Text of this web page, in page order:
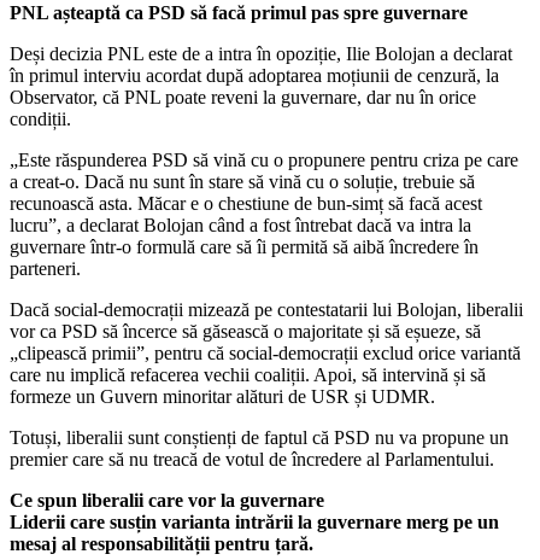
PNL așteaptă ca PSD să facă primul pas spre guvernare
Deși decizia PNL este de a intra în opoziție, Ilie Bolojan a declarat
în primul interviu acordat după adoptarea moțiunii de cenzură, la
Observator, că PNL poate reveni la guvernare, dar nu în orice
condiții.
„Este răspunderea PSD să vină cu o propunere pentru criza pe care
a creat-o. Dacă nu sunt în stare să vină cu o soluție, trebuie să
recunoască asta. Măcar e o chestiune de bun-simț să facă acest
lucru”, a declarat Bolojan când a fost întrebat dacă va intra la
guvernare într-o formulă care să îi permită să aibă încredere în
parteneri.
Dacă social-democrații mizează pe contestatarii lui Bolojan, liberalii
vor ca PSD să încerce să găsească o majoritate și să eșueze, să
„clipească primii”, pentru că social-democrații exclud orice variantă
care nu implică refacerea vechii coaliții. Apoi, să intervină și să
formeze un Guvern minoritar alături de USR și UDMR.
Totuși, liberalii sunt conștienți de faptul că PSD nu va propune un
premier care să nu treacă de votul de încredere al Parlamentului.
Ce spun liberalii care vor la guvernare
Liderii care susțin varianta intrării la guvernare merg pe un
mesaj al responsabilității pentru țară.